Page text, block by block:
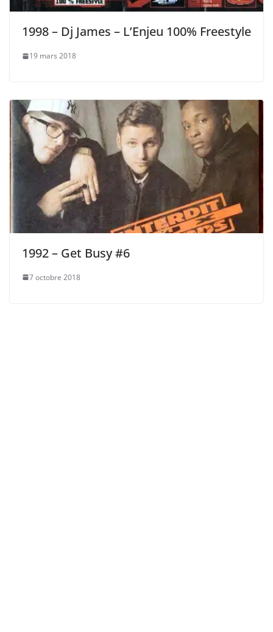
1998 – Dj James – L’Enjeu 100% Freestyle
19 mars 2018
1992 – Get Busy #6
7 octobre 2018